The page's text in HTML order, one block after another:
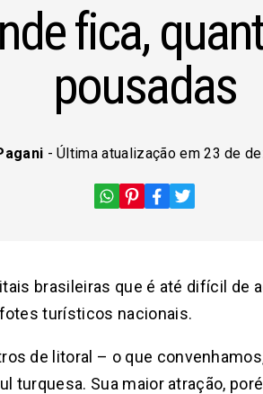
fica,
pousadas
- Última atualização em 23 de
brasileiras que é até difícil de
turísticos nacionais.
de litoral – o que
turquesa. Sua maior atração,